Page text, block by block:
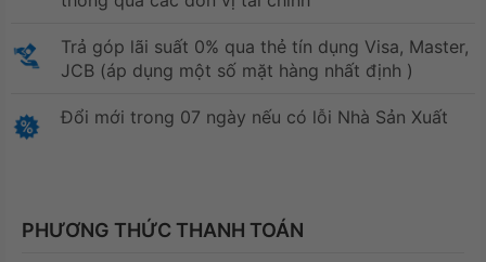
Trả góp lãi suất 0% qua thẻ tín dụng Visa, Master,
JCB (áp dụng một số mặt hàng nhất định )
Đổi mới trong 07 ngày nếu có lỗi Nhà Sản Xuất
PHƯƠNG THỨC THANH TOÁN